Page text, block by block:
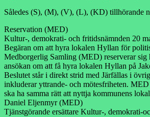
Således (S), (M), (V), (L), (KD) tillhörande
Reservation (MED)
Kultur-, demokrati- och fritidsnämnden 20
Begäran om att hyra lokalen Hyllan för
Medborgerlig Samling (MED) reserverar sig
ansökan om att få hyra lokalen Hyllan på
Beslutet står i direkt strid med Järfällas i
inkluderar yttrande- och mötesfriheten.
ska ha samma rätt att nyttja kommunens
Daniel Eljenmyr (MED)
Tjänstgörande ersättare Kultur-, demokrati-